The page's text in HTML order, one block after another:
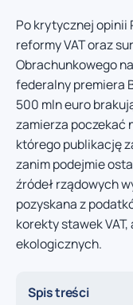
Po krytycznej opinii
reformy VAT oraz
Obrachunkowego
federalny premiera
500 mln euro
zamierza poczekać
którego publikację
zanim podejmie
źródeł rządowych
pozyskana z
korekty stawek
ekologicznych.
Spis treści